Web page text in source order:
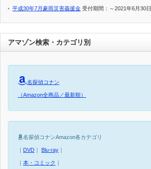
平成30年7月豪雨災害義援金 受付期間：～2021年6月30日
アマゾン検索・カテゴリ別
名探偵コナン
（Amazon全商品／最新順）
名探偵コナンAmazon各カテゴリ
｜ DVD ｜ Blu-ray ｜
｜ 本・コミック ｜